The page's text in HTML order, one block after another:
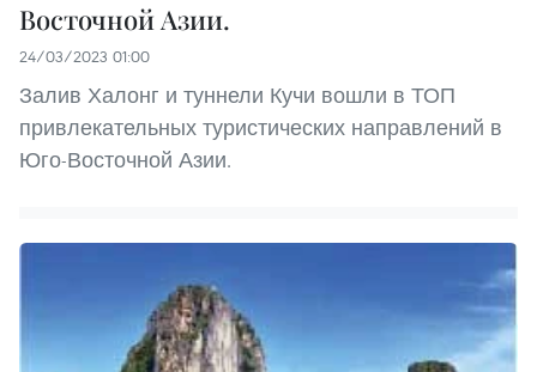
Восточной Азии.
24/03/2023 01:00
Залив Халонг и туннели Кучи вошли в ТОП
привлекательных туристических направлений в
Юго-Восточной Азии.